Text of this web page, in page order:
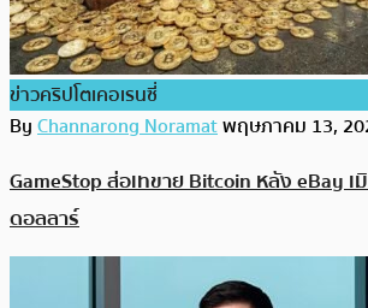
ข่าวคริปโตเคอเรนซี่
ByChannarong Noramatพฤษภาคม 13,
GameStop ส่อเทขาย Bitcoin หลัง eBay
ดอลลาร์